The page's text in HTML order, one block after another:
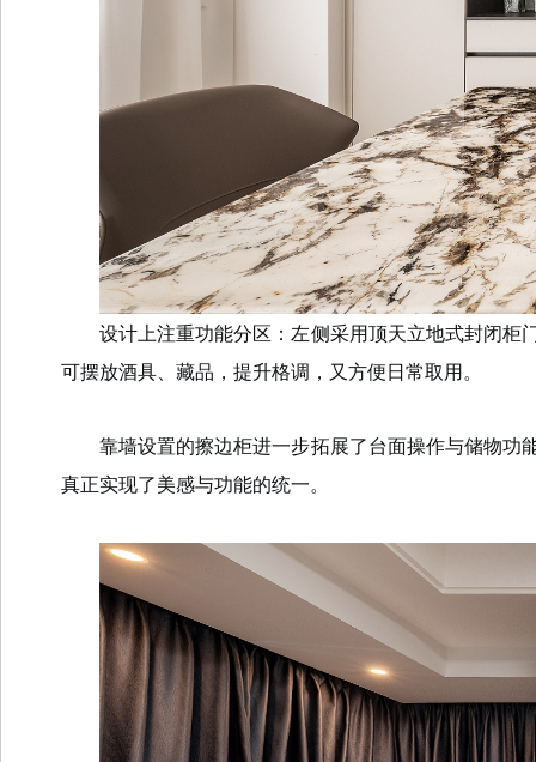
设计上注重功能分区：左侧采用顶天立地式封闭柜
可摆放酒具、藏品，提升格调，又方便日常取用。
靠墙设置的擦边柜进一步拓展了台面操作与储物功
真正实现了美感与功能的统一。